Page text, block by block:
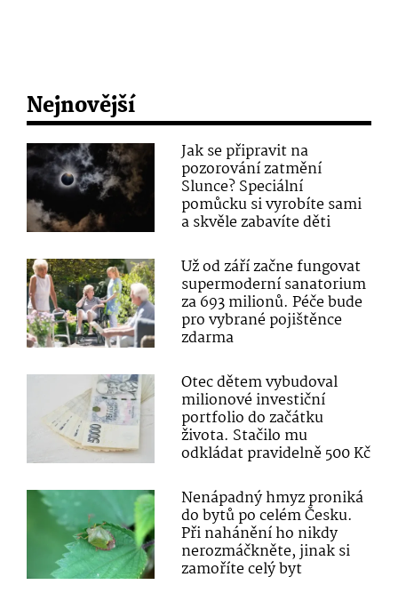
Nejnovější
Jak se připravit na
pozorování zatmění
Slunce? Speciální
pomůcku si vyrobíte sami
a skvěle zabavíte děti
Už od září začne fungovat
supermoderní sanatorium
za 693 milionů. Péče bude
pro vybrané pojištěnce
zdarma
Otec dětem vybudoval
milionové investiční
portfolio do začátku
života. Stačilo mu
odkládat pravidelně 500 Kč
Nenápadný hmyz proniká
do bytů po celém Česku.
Při nahánění ho nikdy
nerozmáčkněte, jinak si
zamoříte celý byt